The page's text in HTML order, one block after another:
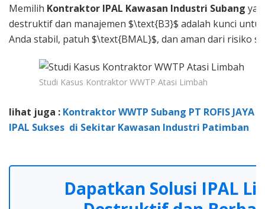
Memilih Kontraktor IPAL Kawasan Industri Subang
destruktif dan manajemen $\text{B3}$ adalah kunci
Anda stabil, patuh $\text{BMAL}$, dan aman dari risiko
Studi Kasus Kontraktor WWTP Atasi Limbah
lihat juga : Kontraktor WWTP Subang PT ROFIS JAYA
IPAL Sukses di Sekitar Kawasan Industri Patimban
Dapatkan Solusi IPAL